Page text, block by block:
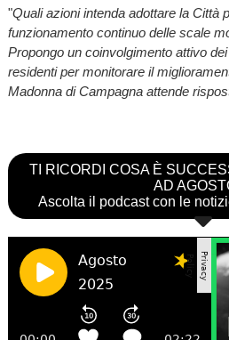
"Quali azioni intenda adottare la Città
funzionamento continuo delle scale
Propongo un coinvolgimento attivo
residenti per monitorare il
Madonna di Campagna attende
TI RICORDI COSA È
AD
Ascolta il podcast con le